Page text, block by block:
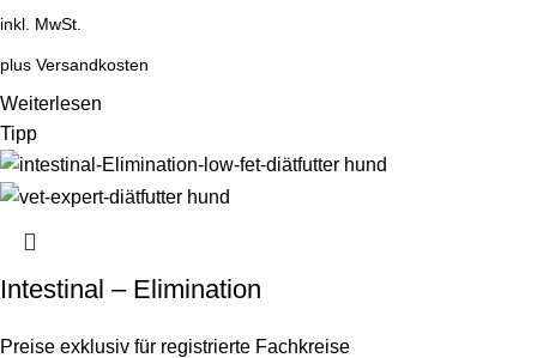
inkl. MwSt.
plus Versandkosten
Weiterlesen
Tipp
Intestinal – Elimination
Preise exklusiv für registrierte Fachkreise